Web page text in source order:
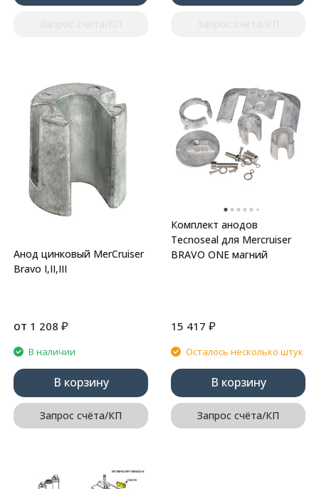
Анод цинковый MerCruiser
Bravo I,II,III
от 1 208 ₽
В наличии
В корзину
Запрос счёта/КП
Комплект анодов
Tecnoseal для Mercruiser
BRAVO ONE магний
15 417 ₽
Осталось несколько штук
В корзину
Запрос счёта/КП